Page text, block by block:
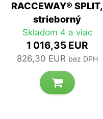
RACCEWAY® SPLIT,
strieborný
Skladom 4 a viac
1 016,35 EUR
826,30 EUR bez DPH